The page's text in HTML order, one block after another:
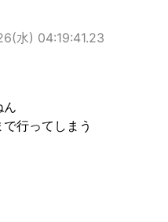
水) 04:19:41.23
ん
行ってしまう